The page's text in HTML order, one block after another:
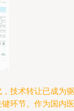
技术转让已成为驱
环节。作为国内医